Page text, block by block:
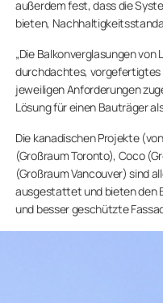
außerdem fest, dass die
bieten,
„Die Balkonverglasungen
durchdachtes, vorgefertigtes
jeweiligen Anforderungen
Lösung für einen Bauträger
Die kanadischen Projekte
(Großraum Toronto), Coco
(Großraum Vancouver) sind
ausgestattet und bieten den
und besser geschützte